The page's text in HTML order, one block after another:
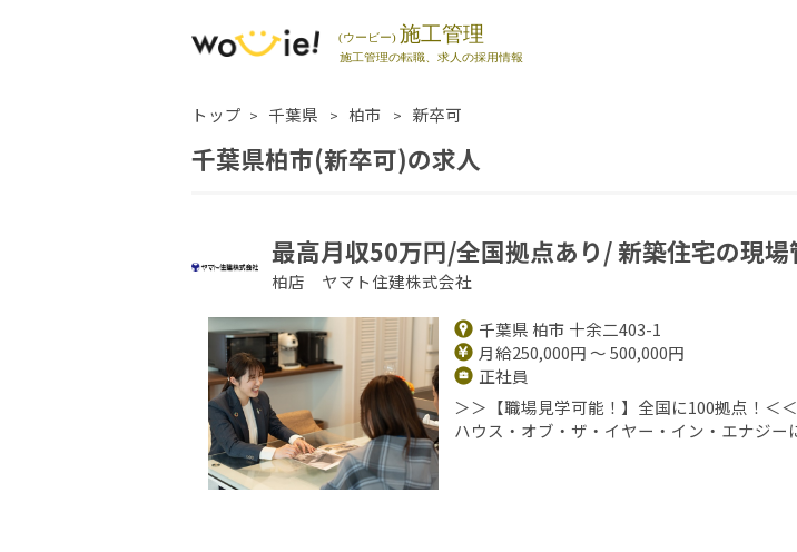
トップ 千葉県 柏市 新卒可
千葉県柏市(新卒可)の求人
最高月収50万円/全国拠点あり/ 新築住宅の現場
柏店 ヤマト住建株式会社
千葉県 柏市 十余二403-1
月給250,000円 ～ 500,000円
正社員
＞＞【職場見学可能！】全国に100拠点！＜
ハウス・オブ・ザ・イヤー・イン・エナジー